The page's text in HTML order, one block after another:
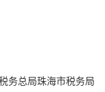
局珠海市税务局